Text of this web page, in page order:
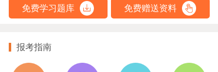
免费学习题库 免费赠送资料
报考指南